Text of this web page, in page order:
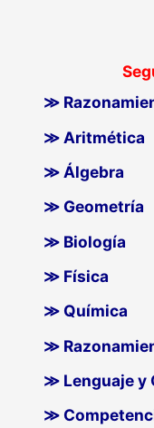
≫
≫ Aritmética
≫ Álgebra
≫ Geometría
≫ Biología
≫ Física
≫ Química
≫
≫ Lenguaje y
≫